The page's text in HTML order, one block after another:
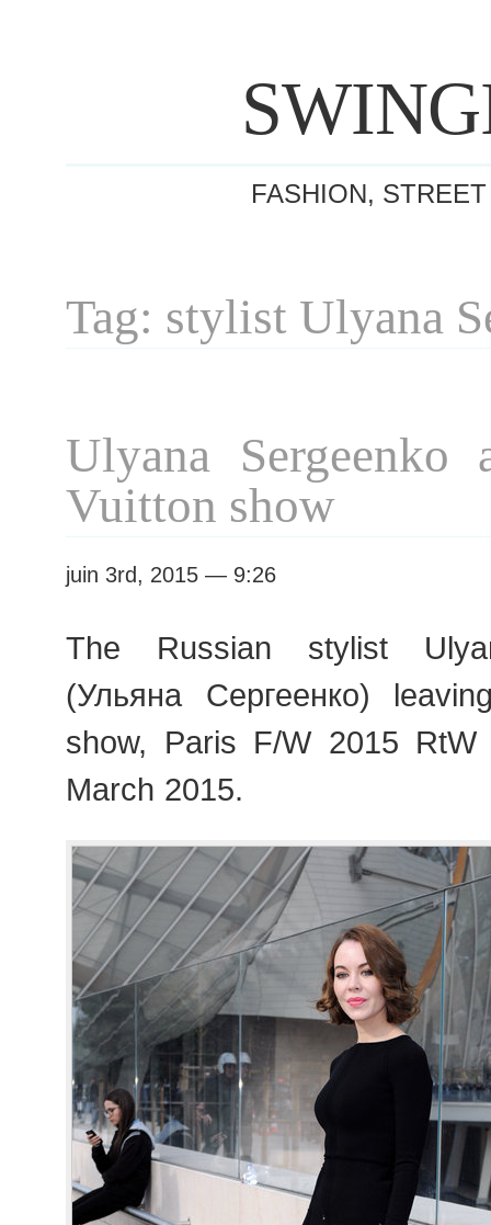
FASHION,
Tag: stylist Ulyana
Ulyana Sergeenko
Vuitton show
juin 3rd, 2015 — 9:26
The Russian stylist
(Ульяна Сергеенко)
show, Paris F/W 2015 RtW
March 2015.